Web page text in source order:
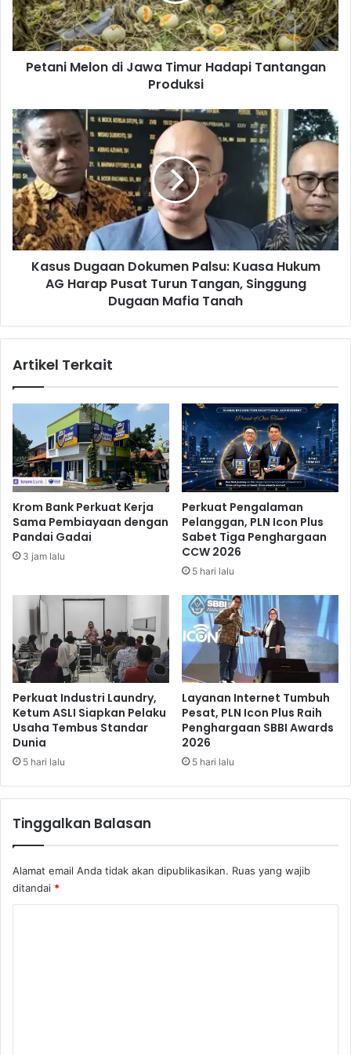
M
e
l
i
J
a
w
a
T
i
m
u
a
i
t
a
n
g
a
n
P
r
o
u
i
Petani Melon di Jawa Timur Hadapi Tantangan
Produksi
K
a
s
u
s
D
u
g
a
m
a
s
u
:
K
u
s
H
u
m
A
G
H
a
r
a
s
a
T
u
r
Kasus Dugaan Dokumen Palsu: Kuasa Hukum
AG Harap Pusat Turun Tangan, Singgung
Dugaan Mafia Tanah
Artikel Terkait
Krom Bank Perkuat Kerja
Sama Pembiayaan dengan
Pandai Gadai
3 jam lalu
Perkuat Pengalaman
Pelanggan, PLN Icon Plus
Sabet Tiga Penghargaan
CCW 2026
5 hari lalu
Perkuat Industri Laundry,
Ketum ASLI Siapkan Pelaku
Usaha Tembus Standar
Dunia
5 hari lalu
Layanan Internet Tumbuh
Pesat, PLN Icon Plus Raih
Penghargaan SBBI Awards
2026
5 hari lalu
Tinggalkan Balasan
Alamat email Anda tidak akan dipublikasikan. Ruas yang wajib
ditandai *